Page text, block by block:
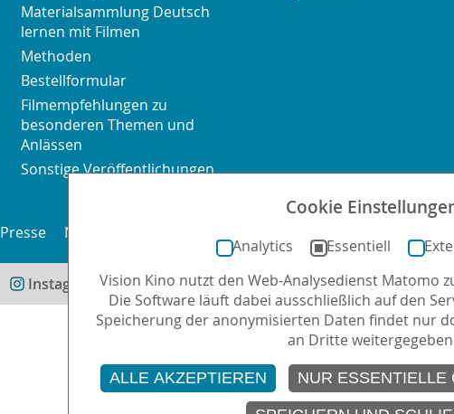
Materialsammlung Deutsch
lernen mit Filmen
Methoden
Bestellformular
Filmempfehlungen zu
besonderen Themen und
Anlässen
Sonstige Veröffentlichungen
Presse Newsletter
Instagram teilen mail
Cookie
Analytics Essentiell
Vision Kino nutzt den Web-Analysedienst Matomo
Die Software läuft dabei ausschließlich auf den
Speicherung der anonymisierten Daten findet nur
an Dritte
ALLE AKZEPTIEREN NUR ESSENTIELLE